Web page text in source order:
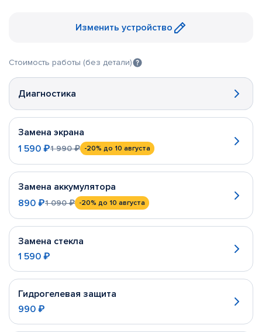
Изменить устройство
Стоимость работы (без детали)
Диагностика
Замена экрана
1 590 ₽1 990 ₽ -20% до 10 августа
Замена аккумулятора
890 ₽1 090 ₽ -20% до 10 августа
Замена стекла
1 590 ₽
Гидрогелевая защита
990 ₽